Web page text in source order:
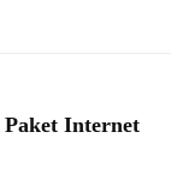
Paket Internet